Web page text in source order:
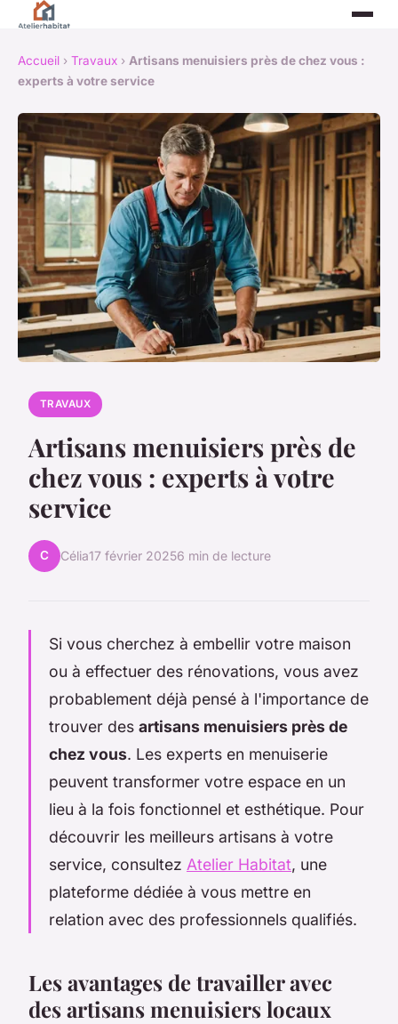
Accueil › Travaux › Artisans menuisiers près de chez vous :
experts à votre service
TRAVAUX
Artisans menuisiers près de
chez vous : experts à votre
service
C Célia17 février 20256 min de lecture
Si vous cherchez à embellir votre maison
ou à effectuer des rénovations, vous avez
probablement déjà pensé à l'importance de
trouver des artisans menuisiers près de
chez vous. Les experts en menuiserie
peuvent transformer votre espace en un
lieu à la fois fonctionnel et esthétique. Pour
découvrir les meilleurs artisans à votre
service, consultez Atelier Habitat, une
plateforme dédiée à vous mettre en
relation avec des professionnels qualifiés.
Les avantages de travailler avec
des artisans menuisiers locaux